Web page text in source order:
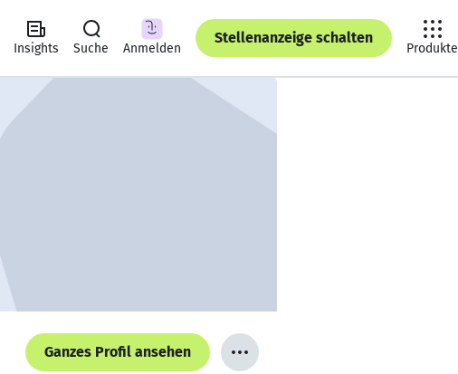
Insights Suche Anmelden
Stellenanzeige schalten
Produkte
Ganzes Profil ansehen